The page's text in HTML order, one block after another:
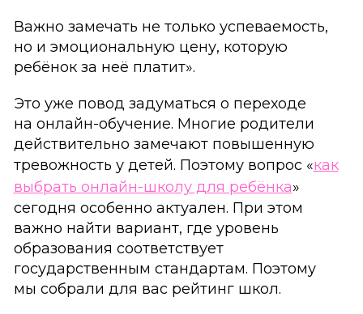
Важно замечать не только успеваемость,
но и эмоциональную цену, которую
ребёнок за неё платит».
Это уже повод задуматься о переходе
на онлайн-обучение. Многие родители
действительно замечают повышенную
тревожность у детей. Поэтому вопрос «как
выбрать онлайн-школу для ребёнка»
сегодня особенно актуален. При этом
важно найти вариант, где уровень
образования соответствует
государственным стандартам. Поэтому
мы собрали для вас рейтинг школ.